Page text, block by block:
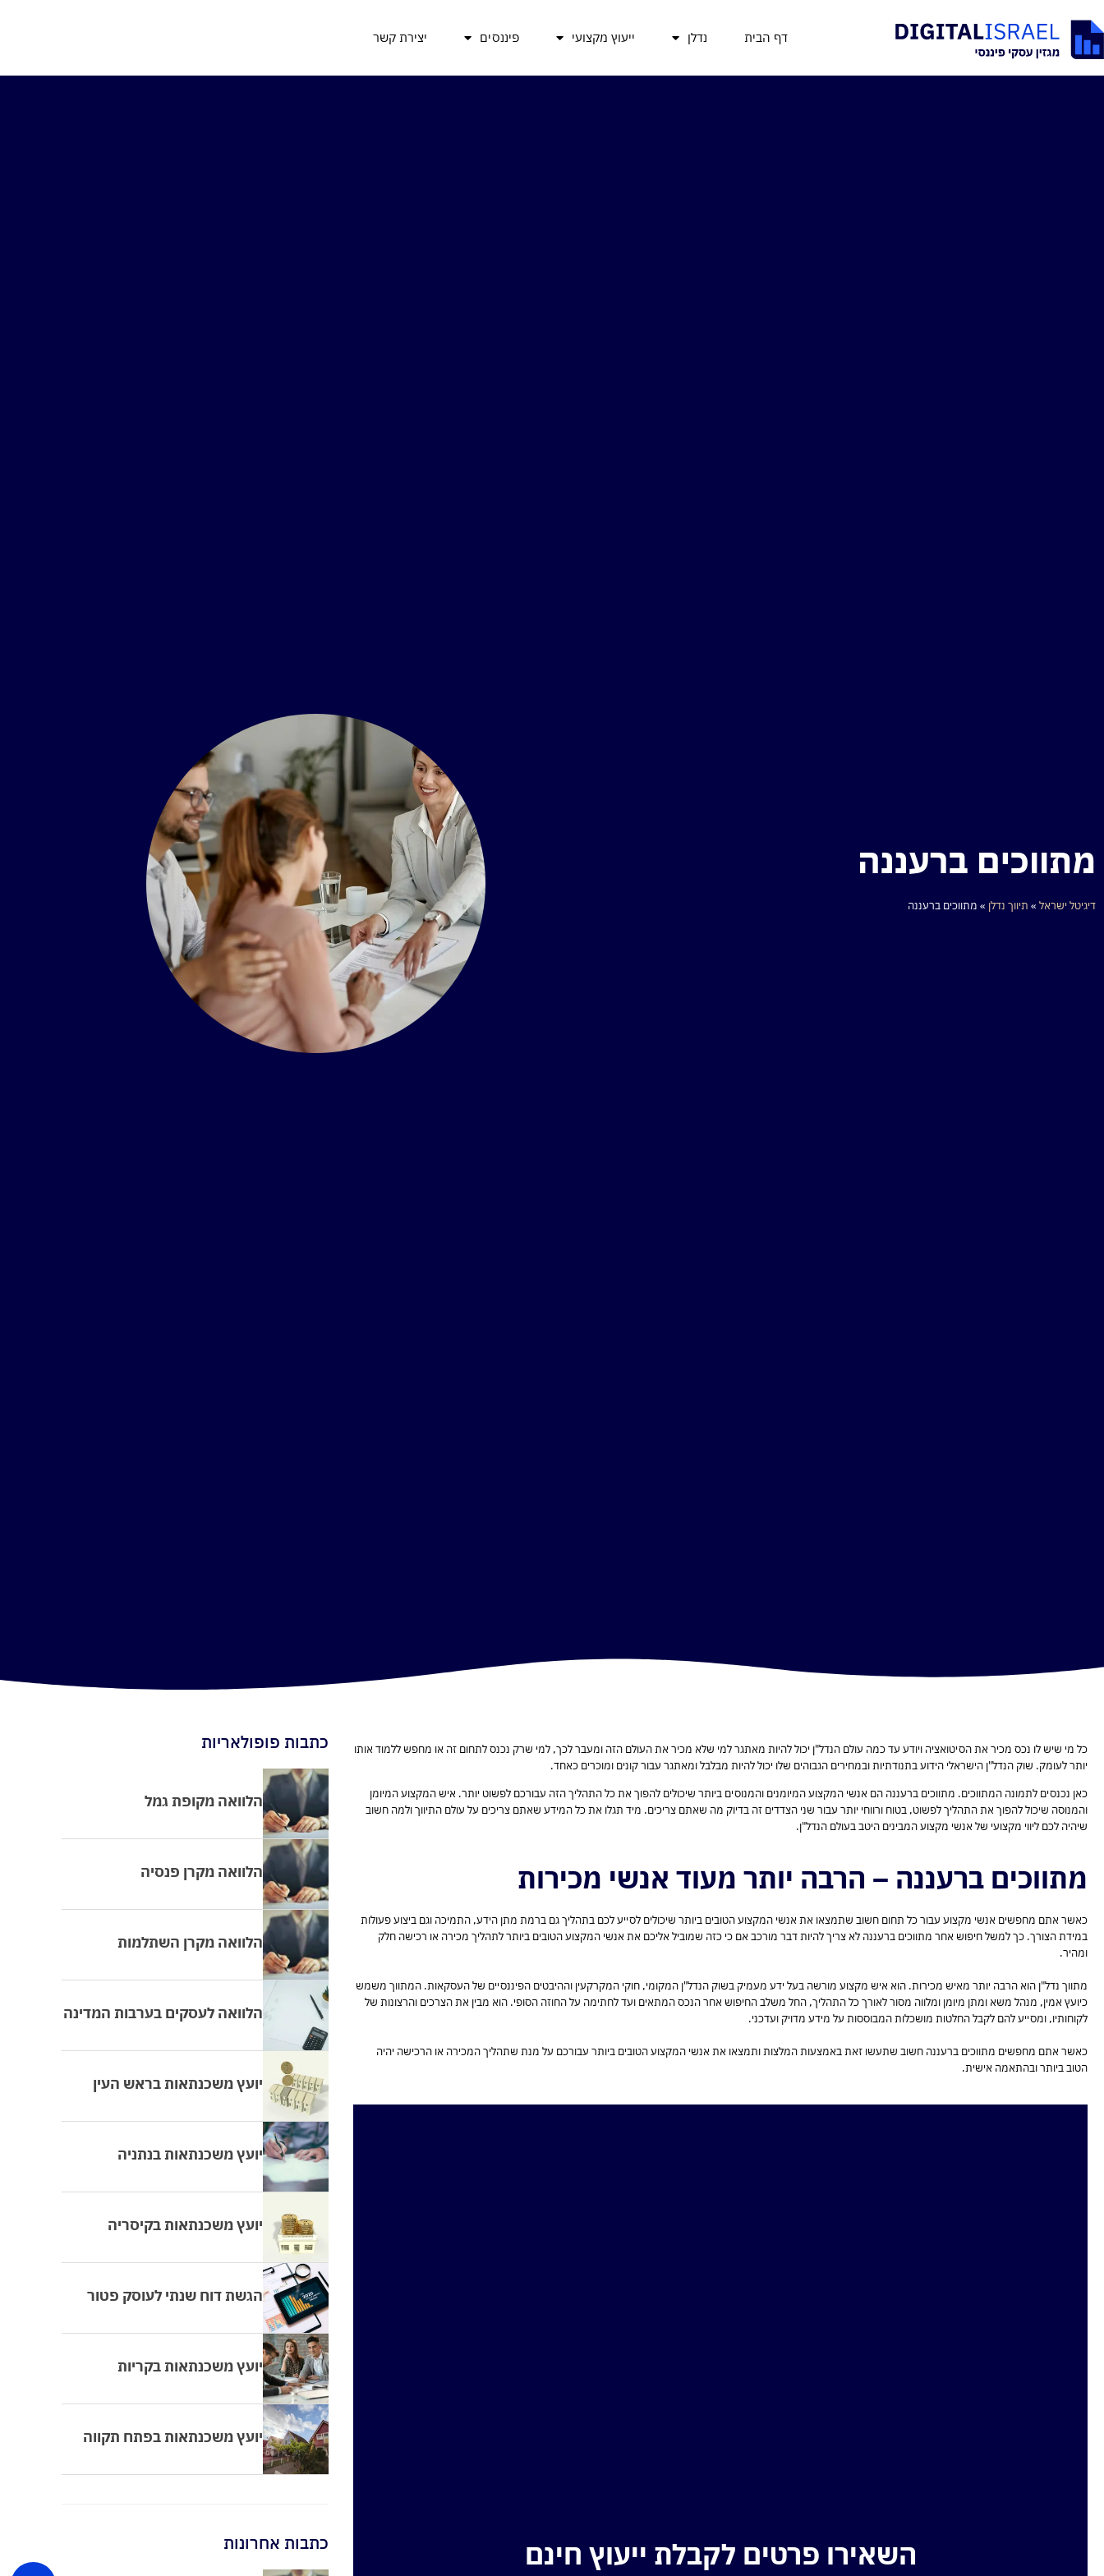
דף הבית נדלן ייעוץ מקצועי פיננסים יצירת קשר
מתווכים ברעננה
דיגיטל ישראל » תיווך נדלן » מתווכים ברעננה
כל מי שיש לו נכס מכיר את הסיטואציה ויודע עד כמה עולם הנדל"ן יכול להיות מאתגר למי שלא מכיר את העולם הזה ומעבר לכך, למי שרק נכנס לתחום זה או מחפש ללמוד אותו
יותר לעומק. שוק הנדל"ן הישראלי הידוע בתנודתיות ובמחירים הגבוהים שלו יכול להיות מבלבל ומאתגר עבור קונים ומוכרים כאחד.
כאן נכנסים לתמונה המתווכים. מתווכים ברעננה הם אנשי המקצוע המיומנים והמנוסים ביותר שיכולים להפוך את כל התהליך הזה עבורכם לפשוט יותר. איש המקצוע המיומן
והמנוסה שיכול להפוך את התהליך לפשוט, בטוח ורווחי יותר עבור שני הצדדים זה בדיוק מה שאתם צריכים. מיד תגלו את כל המידע שאתם צריכים על עולם התיווך ולמה חשוב
שיהיה לכם ליווי מקצועי של אנשי מקצוע המבינים היטב בעולם הנדל"ן.
מתווכים ברעננה – הרבה יותר מעוד אנשי מכירות
כאשר אתם מחפשים אנשי מקצוע עבור כל תחום חשוב שתמצאו את אנשי המקצוע הטובים ביותר שיכולים לסייע לכם בתהליך גם ברמת מתן הידע, התמיכה וגם ביצוע פעולות
במידת הצורך. כך למשל חיפוש אחר מתווכים ברעננה לא צריך להיות דבר מורכב אם כי כזה שמוביל אליכם את אנשי המקצוע הטובים ביותר לתהליך מכירה או רכישה חלק
ומהיר.
מתווך נדל"ן הוא הרבה יותר מאיש מכירות. הוא איש מקצוע מורשה בעל ידע מעמיק בשוק הנדל"ן המקומי, חוקי המקרקעין וההיבטים הפיננסיים של העסקאות. המתווך משמש
כיועץ אמין, מנהל משא ומתן מיומן ומלווה מסור לאורך כל התהליך, החל משלב החיפוש אחר הנכס המתאים ועד לחתימה על החוזה הסופי. הוא מבין את הצרכים והרצונות של
לקוחותיו, ומסייע להם לקבל החלטות מושכלות המבוססות על מידע מדויק ועדכני.
כאשר אתם מחפשים מתווכים ברעננה חשוב שתעשו זאת באמצעות המלצות ותמצאו את אנשי המקצוע הטובים ביותר עבורכם על מנת שתהליך המכירה או הרכישה יהיה
הטוב ביותר ובהתאמה אישית.
השאירו פרטים לקבלת ייעוץ חינם
כתבות פופולאריות
הלוואה מקופת גמל
הלוואה מקרן פנסיה
הלוואה מקרן השתלמות
הלוואה לעסקים בערבות המדינה
יועץ משכנתאות בראש העין
יועץ משכנתאות בנתניה
יועץ משכנתאות בקיסריה
הגשת דוח שנתי לעוסק פטור
יועץ משכנתאות בקריות
יועץ משכנתאות בפתח תקווה
כתבות אחרונות